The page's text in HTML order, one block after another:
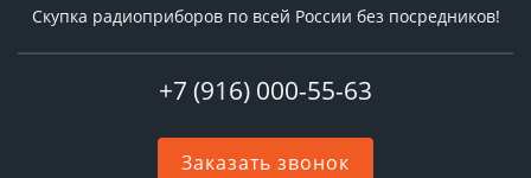
Скупка радиоприборов по всей России без посредников!
+7 (916) 000-55-63
Заказать звонок